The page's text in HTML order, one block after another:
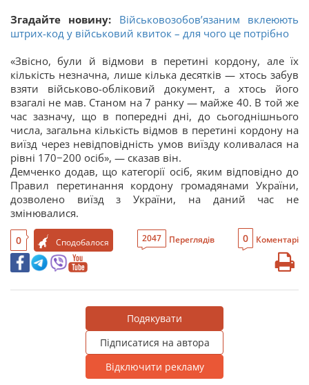
Згадайте новину: Військовозобов’язаним вклеюють
штрих-код у військовий квиток – для чого це потрібно
«Звісно, були й відмови в перетині кордону, але їх
кількість незначна, лише кілька десятків — хтось забув
взяти військово-обліковий документ, а хтось його
взагалі не мав. Станом на 7 ранку — майже 40. В той же
час зазначу, що в попередні дні, до сьогоднішнього
числа, загальна кількість відмов в перетині кордону на
виїзд через невідповідність умов виїзду коливалася на
рівні 170−200 осіб», — сказав він.
Демченко додав, що категорії осіб, яким відповідно до
Правил перетинання кордону громадянами України,
дозволено виїзд з України, на даний час не
змінювалися.
0 Сподобалося 2047 Переглядів 0 Коментарі
Подякувати
Підписатися на автора
Відключити рекламу